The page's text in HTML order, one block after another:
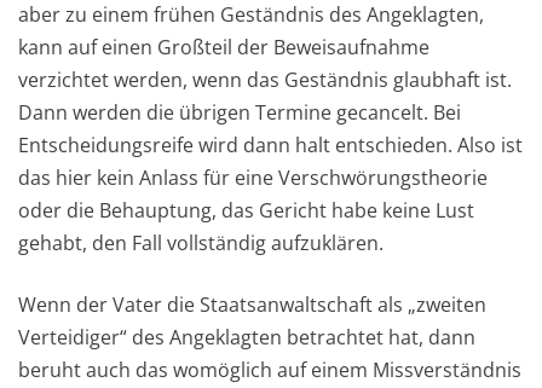
aber zu einem frühen Geständnis des Angeklagten,
kann auf einen Großteil der Beweisaufnahme
verzichtet werden, wenn das Geständnis glaubhaft ist.
Dann werden die übrigen Termine gecancelt. Bei
Entscheidungsreife wird dann halt entschieden. Also ist
das hier kein Anlass für eine Verschwörungstheorie
oder die Behauptung, das Gericht habe keine Lust
gehabt, den Fall vollständig aufzuklären.
Wenn der Vater die Staatsanwaltschaft als „zweiten
Verteidiger“ des Angeklagten betrachtet hat, dann
beruht auch das womöglich auf einem Missverständnis